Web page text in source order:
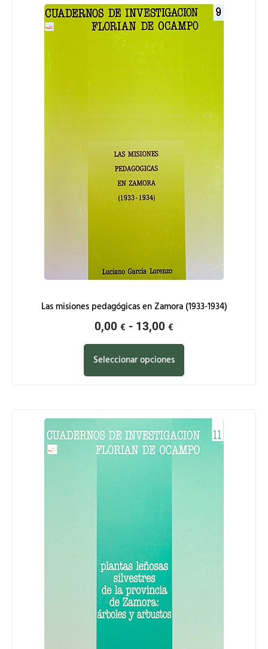
Las misiones pedagógicas en Zamora (1933-1934)
0,00 € - 13,00 €
Seleccionar opciones